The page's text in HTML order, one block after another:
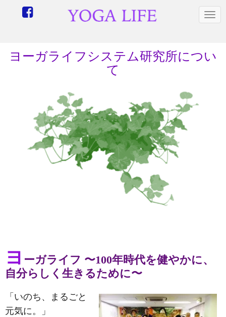
N
g
ヨーガライフシステム研究所につい
て
ヨ ーガライフ 〜100年時代を健やかに、
自分らしく生きるために〜
「いのち、まるごと
元気に。」